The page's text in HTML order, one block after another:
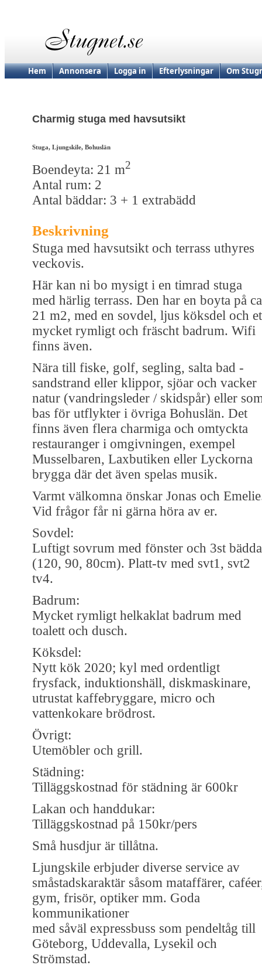
Hem Annonsera Logga in Efterlysningar Om
Charmig stuga med havsutsikt
Stuga, Ljungskile, Bohuslän
Boendeyta: 21 m2
Antal rum: 2
Antal bäddar: 3 + 1 extrabädd
Beskrivning
Stuga med havsutsikt och terrass uthyres
veckovis.
Här kan ni bo mysigt i en timrad stuga
med härlig terrass. Den har en boyta på ca
21 m2, med en sovdel, ljus köksdel och
mycket rymligt och fräscht badrum. Wifi
finns även.
Nära till fiske, golf, segling, salta bad -
sandstrand eller klippor, sjöar och vacker
natur (vandringsleder / skidspår) eller
bas för utflykter i övriga Bohuslän. Det
finns även flera charmiga och omtyckta
restauranger i omgivningen, exempel
Musselbaren, Laxbutiken eller Lyckorna
brygga där det även spelas musik.
Varmt välkomna önskar Jonas och
Vid frågor får ni gärna höra av er.
Sovdel:
Luftigt sovrum med fönster och 3st
(120, 90, 80cm). Platt-tv med svt1, svt2
tv4.
Badrum:
Mycket rymligt helkaklat badrum med
toalett och dusch.
Köksdel:
Nytt kök 2020; kyl med ordentligt
frysfack, induktionshäll, diskmaskinare,
utrustat kaffebryggare, micro och
vattenkokare brödrost.
Övrigt:
Utemöbler och grill.
Städning:
Tilläggskostnad för städning är 600kr
Lakan och handdukar:
Tilläggskostnad på 150kr/pers
Små husdjur är tillåtna.
Ljungskile erbjuder diverse service av
småstadskaraktär såsom mataffärer,
gym, frisör, optiker mm. Goda
kommunikationer
med såväl expressbuss som pendeltåg till
Göteborg, Uddevalla, Lysekil och
Strömstad.